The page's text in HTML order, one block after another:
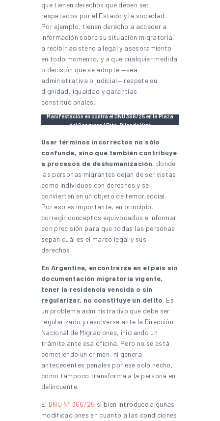
que tienen derechos que deben ser
respetados por el Estado y la sociedad.
Por ejemplo, tienen derecho a acceder a
información sobre su situación migratoria,
a recibir asistencia legal y asesoramiento
en todo momento, y a que cualquier medida
o decisión que se adopte —sea
administrativa o judicial— respete su
dignidad, igualdad y garantías
constitucionales.
Manifestación en contra el DNU 366/25 en la Plaza
del Congreso | Foto: Pilar de Vera
Usar términos incorrectos no sólo
confunde, sino que también contribuye
a procesos de deshumanización, donde
las personas migrantes dejan de ser vistas
como individuos con derechos y se
convierten en un objeto de temor social.
Por eso es importante, en principio,
corregir conceptos equivocados e informar
con precisión para que todas las personas
sepan cuál es el marco legal y sus
derechos.
En Argentina, encontrarse en el país sin
documentación migratoria vigente,
tener la residencia vencida o sin
regularizar, no constituye un delito. Es
un problema administrativo que debe ser
regularizado y resolverse ante la Dirección
Nacional de Migraciones, iniciando un
trámite ante esa oficina. Pero no se está
cometiendo un crimen, ni genera
antecedentes penales por ese solo hecho,
como tampoco transforma a la persona en
delincuente.
El DNU Nº 366/25 si bien introduce algunas
modificaciones en cuanto a las condiciones